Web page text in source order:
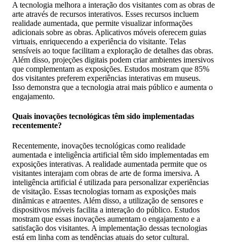
A tecnologia melhora a interação dos visitantes com as obras de
arte através de recursos interativos. Esses recursos incluem
realidade aumentada, que permite visualizar informações
adicionais sobre as obras. Aplicativos móveis oferecem guias
virtuais, enriquecendo a experiência do visitante. Telas
sensíveis ao toque facilitam a exploração de detalhes das obras.
Além disso, projeções digitais podem criar ambientes imersivos
que complementam as exposições. Estudos mostram que 85%
dos visitantes preferem experiências interativas em museus.
Isso demonstra que a tecnologia atrai mais público e aumenta o
engajamento.
Quais inovações tecnológicas têm sido implementadas
recentemente?
Recentemente, inovações tecnológicas como realidade
aumentada e inteligência artificial têm sido implementadas em
exposições interativas. A realidade aumentada permite que os
visitantes interajam com obras de arte de forma imersiva. A
inteligência artificial é utilizada para personalizar experiências
de visitação. Essas tecnologias tornam as exposições mais
dinâmicas e atraentes. Além disso, a utilização de sensores e
dispositivos móveis facilita a interação do público. Estudos
mostram que essas inovações aumentam o engajamento e a
satisfação dos visitantes. A implementação dessas tecnologias
está em linha com as tendências atuais do setor cultural.